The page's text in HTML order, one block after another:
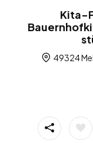
Kita-
49324